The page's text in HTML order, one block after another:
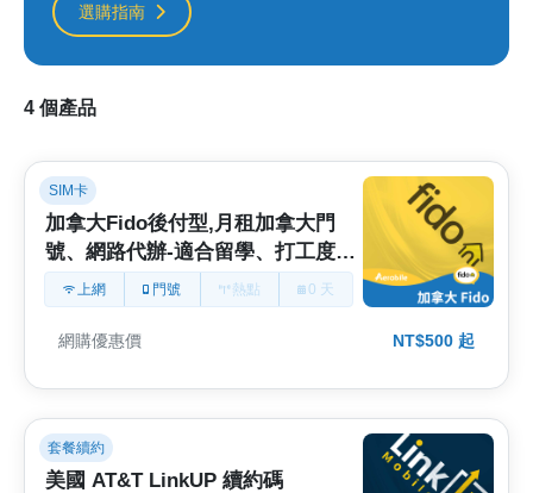
選購指南
4 個產品
SIM卡
加拿大Fido後付型,月租加拿大門
號、網路代辦-適合留學、打工度假
待長期
上網 門號 熱點 0 天
網購優惠價 NT$500 起
套餐續約
美國 AT&T LinkUP 續約碼